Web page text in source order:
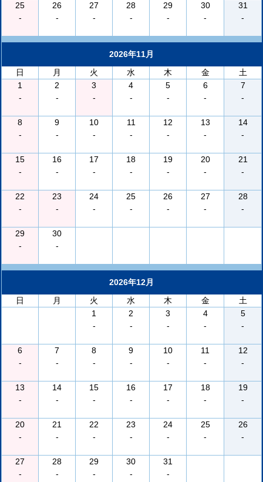
25
-
26
-
27
-
28
-
29
-
30
-
31
-
2026年11月
日
月 火 水 木 金
土
1
-
2
-
3
-
4
-
5
-
6
-
7
-
8
-
9
-
10
-
11
-
12
-
13
-
14
-
15
-
16
-
17
-
18
-
19
-
20
-
21
-
22
-
23
-
24
-
25
-
26
-
27
-
28
-
29
-
30
-
2026年12月
日
月 火 水 木 金
土
1
-
2
-
3
-
4
-
5
-
6
-
7
-
8
-
9
-
10
-
11
-
12
-
13
-
14
-
15
-
16
-
17
-
18
-
19
-
20
-
21
-
22
-
23
-
24
-
25
-
26
-
27
-
28
-
29
-
30
-
31
-